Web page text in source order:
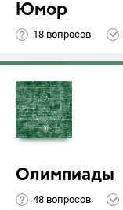
Юмор
18 вопросов
Олимпиады
48 вопросов